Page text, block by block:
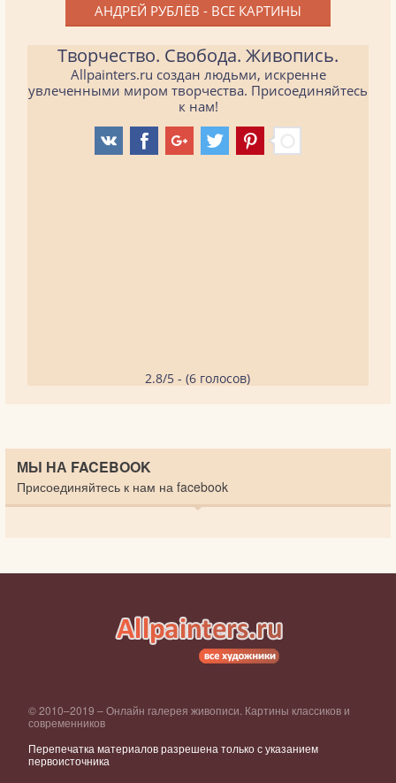
АНДРЕЙ РУБЛЁВ - ВСЕ КАРТИНЫ
Творчество. Свобода. Живопись.
Allpainters.ru создан людьми, искренне
увлеченными миром творчества. Присоединяйтесь
к нам!
2.8/5 - (6 голосов)
МЫ НА FACEBOOK
Присоединяйтесь к нам на facebook
© 2010–2019 – Онлайн галерея живописи. Картины классиков и
современников
Перепечатка материалов разрешена только с указанием
первоисточника